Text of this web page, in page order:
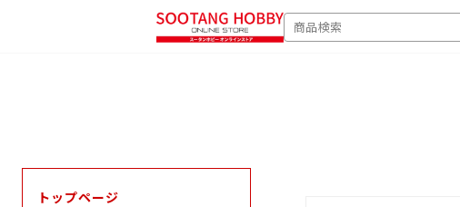
SEARCH
トップページ